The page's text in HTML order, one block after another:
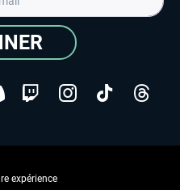
- Tous droits réservés
expérience